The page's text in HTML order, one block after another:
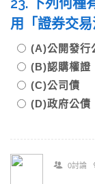
23. 下列何種
用「證券交
(A)公開發
(B)認購權
(C)公司債
(D)政府公債
0討論